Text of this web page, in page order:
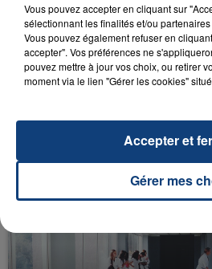
SON BÉBÉ ENTRE LA VIE ET
Un homme s'est immolé par
aspergé sa compagne et
d'un liquide inflammable.
Vous pouvez accepter en cliquant sur
sélectionnant les finalités et/ou
Vous pouvez également refuser en
accepter". Vos préférences ne
pouvez mettre à jour vos choix, ou retirer
moment via le lien "Gérer les cookies"
Gérer mes
Accepter et